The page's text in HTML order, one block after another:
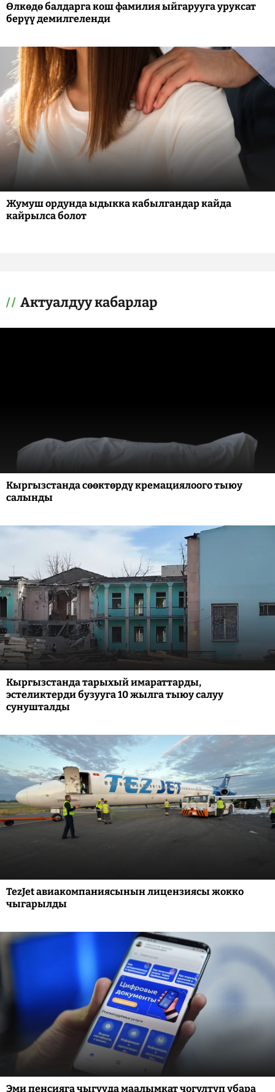
Өлкөдө балдарга кош фамилия ыйгарууга уруксат
берүү демилгеленди
Жумуш ордунда ыдыкка кабылгандар кайда
кайрылса болот
Актуалдуу кабарлар
Кыргызстанда сөөктөрдү кремациялоого тыюу
салынды
Кыргызстанда тарыхый имараттарды,
эстеликтерди бузууга 10 жылга тыюу салуу
сунушталды
TezJet авиакомпаниясынын лицензиясы жокко
чыгарылды
Эми пенсияга чыгууда маалымкат чогултуп убара